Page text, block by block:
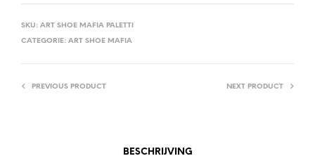
SKU: ART SHOE MAFIA PALETTI
CATEGORIE: ART SHOE MAFIA
PREVIOUS PRODUCT NEXT PRODUCT
BESCHRIJVING